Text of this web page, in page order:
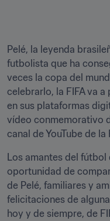
Pelé, la leyenda
futbolista que ha
veces la copa del
celebrarlo, la FIFA va
en sus plataformas
vídeo conmemorativo
canal de YouTube de la
Los amantes del
oportunidad de
de Pelé, familiares y
felicitaciones de
hoy y de siempre, de